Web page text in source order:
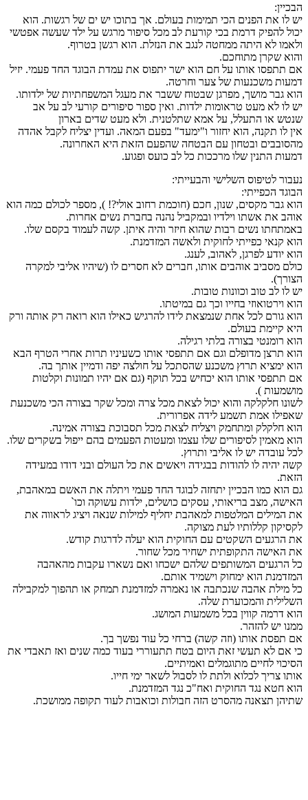
הבכיין:
יש לו את הפנים הכי תמימות בעולם. אך בתוכו יש ים של רגשות. הוא
יכול להפיק דרמת בכי קורעת לב מכל סיפור מרגש על ילד שעשה אפטשי
ולאמו לא היתה ממחטה לנגב את הנזלת. הוא רגשן בטרוף.
והוא שקרן מתוחכם.
אם תתפסו אותו על חם הוא ישר יתפוס את עמדת הבוגד החד פעמי. יזיל
דמעות משכנעות של צער וחרטה.
הוא גבר מושך, מפרגן שבטוח ששבר את מעגל המשפחתיות של ילדותו.
יש לו לא מעט טראומות ילדות. ואין ספור סיפורים קורעי לב על אב
שנטש או התעלל, על אמא שתלטנית. ולא מעט שדים בארון
אין לו תקנה, הוא יחזור ו"ימעד" בפעם המאה. ועדין יצליח לקבל אהדה
מהסובבים ובטחון עם הבטחה שהפעם הזאת היא האחרונה.
דמעות התנין שלו מרככות כל לב כועס ופגוע.
נעבור לטיפוס השלישי והבעייתי:
הבוגד הכפייתי:
הוא גבר מקסים, שנון, חכם (חוכמת רחוב אולי?! ), מספר לכולם כמה הוא
אוהב את אשתו וילדיו ובמקביל נהנה בחברת נשים אחרות.
באמתחתו נשים רבות שהוא חיזר והיה איתן. קשה לעמוד בקסם שלו.
הוא קנאי כפייתי לחוקית ולאשה המזדמנת.
הוא יודע לפרגן, לאהוב, לענג.
כולם מסביב אוהבים אותו, חברים לא חסרים לו (שיהיו אליבי למקרה
הצורך).
יש לו לב טוב וכוונות טובות.
הוא וירטואוזי בחייו וכך גם במיטתו.
הוא גורם לכל אחת שנמצאת לידו להרגיש כאילו הוא רואה רק אותה ורק
היא קיימת בעולם.
הוא רומנטי בצורה בלתי רגילה.
הוא תרצן מדופלם וגם אם תתפסי אותו כשעיניו תרות אחרי הטרף הבא
הוא ימציא תרוץ משכנע שהסתכל על חולצה יפה ודמיין אותך בה.
אם תתפסי אותו הוא יכחיש בכל תוקף (גם אם יהיו תמונות וקלטות
מושמעות ).
לשונו חלקלקה והוא יכול לצאת מכל צרה ומכל שקר בצורה הכי משכנעת
שאפילו אמת תשמע לידה אפרורית.
הוא חלקלק ומתחמק ויצליח לצאת מכל תסבוכת בצורה אמינה.
הוא מאמין לסיפורים שלו עצמו ומעטות הפעמים בהם ייפול בשקרים שלו.
לכל עובדה יש לו אליבי ותרוץ.
קשה יהיה לו להודות בבגידה ויאשים את כל העולם ובני דודו במעידה
הזאת.
גם הוא כמו הבכיין יתחזה לבוגד החד פעמי ויתלה את האשם במאהבת,
האישה, מצב בריאותי, עסקים כושלים, ילדות עשוקה וכו`
את המילים המלטפות למאהבת יחליף למילות שנאה ויציג לראווה את
לקסיקון קללותיו לעת מצוקה.
את הרגעים השקטים עם החוקית הוא יעלה לדרגות קודש.
את האישה התקופתית ישחיר מכל שחור.
כל הרגעים המשותפים שלהם ישכחו ואם נשארו עקבות מהאהבה
המזדמנת הוא ימחוק וישמיד אותם.
כל מילת אהבה שנכתבה או נאמרה למזדמנת תמחק או תהפוך למקבילה
השלילית והמכוערת שלה.
הוא דרמה קווין בכל משמעות המושג.
ממנו יש להזהר.
אם תפסת אותו (וזה קשה) ברחי כל עוד נפשך בך.
כי אם לא תעשי זאת היום בטח תתעוררי בעוד כמה שנים ואז תאבדי את
הסיכוי לחיים מתוגמלים ואמיתיים.
אותו צריך לכלוא ולתת לו לסבול לשאר ימי חייו.
הוא חטא נגד החוקית ואח"כ נגד המזדמנת.
שתיהן תצאנה מהסרט הזה חבולות וכואבות לעוד תקופה ממושכת.